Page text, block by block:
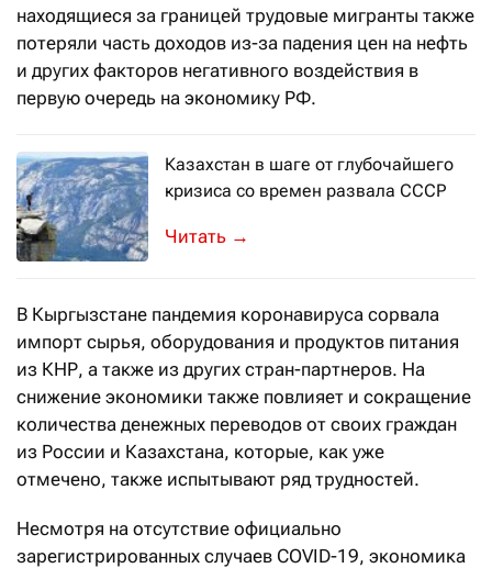
находящиеся за границей трудовые мигранты также
потеряли часть доходов из-за падения цен на нефть
и других факторов негативного воздействия в
первую очередь на экономику РФ.
Казахстан в шаге от глубочайшего
кризиса со времен развала СССР
Негативные последствия COVID-19
→
В Кыргызстане пандемия коронавируса сорвала
импорт сырья, оборудования и продуктов питания
из КНР, а также из других стран-партнеров. На
снижение экономики также повлияет и сокращение
количества денежных переводов от своих граждан
из России и Казахстана, которые, как уже
отмечено, также испытывают ряд трудностей.
Несмотря на отсутствие официально
зарегистрированных случаев COVID-19, экономика